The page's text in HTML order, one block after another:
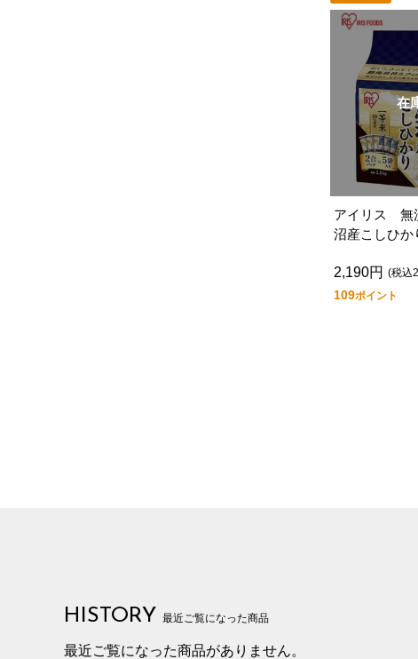
在
アイリス 無
沼産こしひ
2,190円 (税込
109ポイント
HISTORY 最近ご覧になった商品
最近ご覧になった商品がありません。